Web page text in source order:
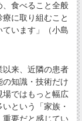
食べること全般
に取り組むこと
います」（小島
来、近隣の患者
知識・技術だけ
ではもっと幅広
という「家族・
重要だと感じてい